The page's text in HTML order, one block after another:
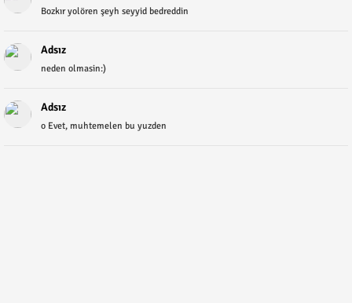
Bozkır yolören şeyh seyyid bedreddin
Adsız
neden olmasin:)
Adsız
o Evet, muhtemelen bu yuzden